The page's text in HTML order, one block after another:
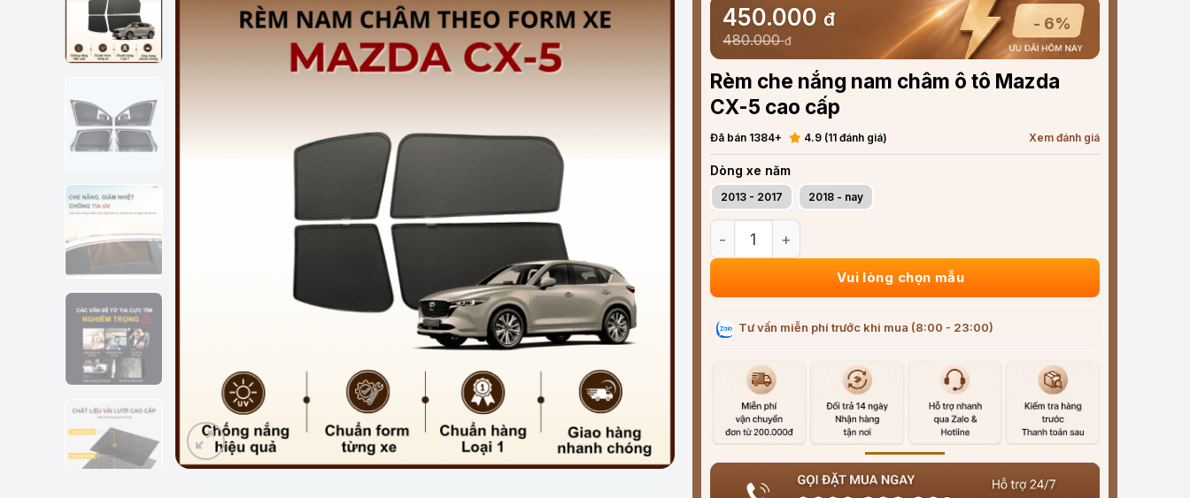
450.000 đ
480.000đ
- 6%
Rèm che nắng nam châm ô tô Mazda
CX-5 cao cấp
Đã bán 1384+ 4.9 (11 đánh giá) Xem đánh giá
Dòng xe năm
2013 - 2017 2018 - nay
Rèm che nắng nam châm ô tô Mazda CX-5 cao cấp số lượng
Vui lòng chọn mẫu
Tư vấn miễn phí trước khi mua (8:00 - 23:00)